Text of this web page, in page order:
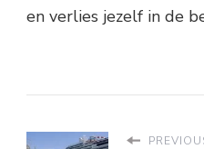
en verlies jezelf in de